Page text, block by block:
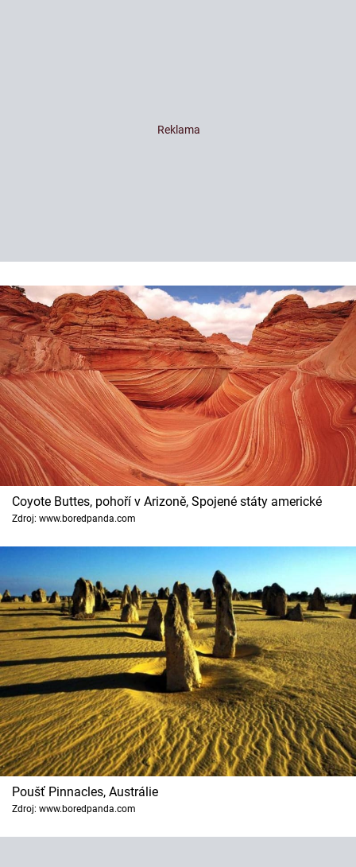
Coyote Buttes, pohoří v Arizoně, Spojené státy americké
Zdroj: www.boredpanda.com
Poušť Pinnacles, Austrálie
Zdroj: www.boredpanda.com